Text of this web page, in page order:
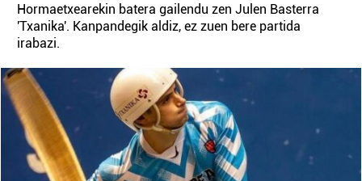
Hormaetxearekin batera gailendu zen Julen Basterra
'Txanika'. Kanpandegik aldiz, ez zuen bere partida
irabazi.